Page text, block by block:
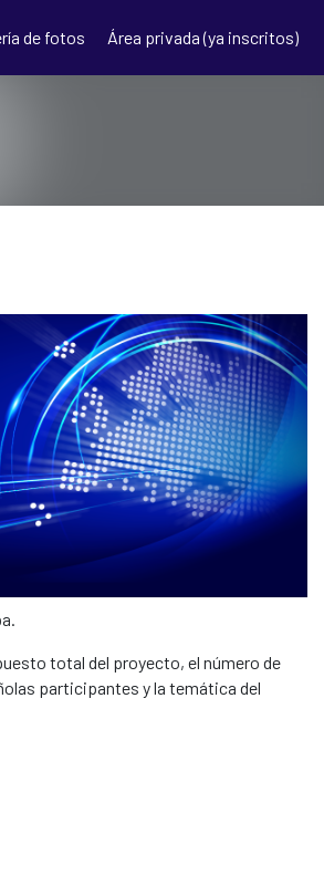
de fotos Área privada (ya inscritos)
total del proyecto, el número de
participantes y la temática del